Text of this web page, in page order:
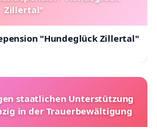
Zillertal"
"Hundeglück Zillertal"
staatlichen Unterstützung
in der Trauerbewältigung